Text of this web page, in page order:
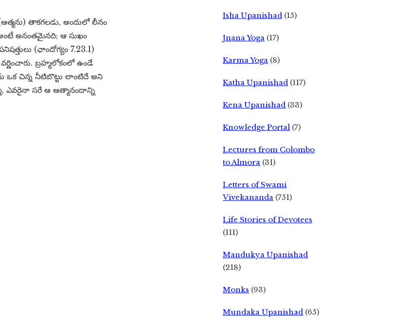
తాకగలడు, అందులో లీనం
అనంతమైనది; ఆ సుఖం
(ఛాందోగ్యం 7.23.1)
బ్రహ్మలోకంలో ఉండే
ఒక చిన్న నీటిబొట్టు లాంటిదే అని
ఎవరైనా సరే ఆ ఆత్మానందాన్ని
Isha Upanishad (15)
Jnana Yoga (17)
Karma Yoga (8)
Katha Upanishad (117)
Kena Upanishad (33)
Knowledge Portal (7)
Lectures from Colombo
to Almora (31)
Letters of Swami
Vivekananda (751)
Life Stories of Devotees
(111)
Mandukya Upanishad
(218)
Monks (93)
Mundaka Upanishad (65)